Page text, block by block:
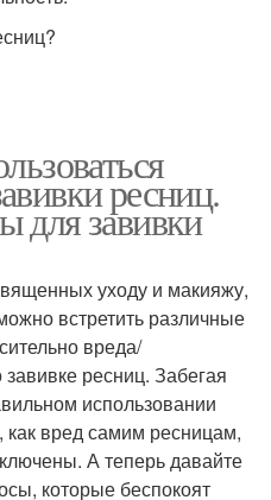
ресниц.
завивки
уходу и макияжу,
встретить различные
вреда/
ресниц. Забегая
использовании
вред самим ресницам,
А теперь давайте
которые беспокоят